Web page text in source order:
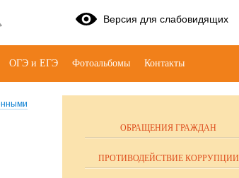
ОБРАЩЕНИЯ ГРАЖДАН
ПРОТИВОДЕЙСТВИЕ КОРРУПЦИИ
Версия для слабовидящих
ОГЭ и ЕГЭ Фотоальбомы Контакты